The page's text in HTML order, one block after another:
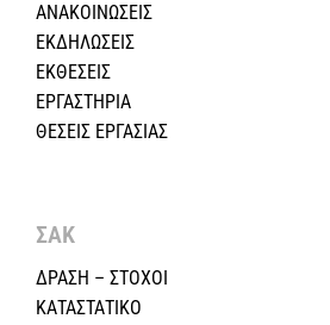
ΑΝΑΚΟΙΝΩΣΕΙΣ
ΕΚΔΗΛΩΣΕΙΣ
ΕΚΘΕΣΕΙΣ
ΕΡΓΑΣΤΗΡΙΑ
ΘΕΣΕΙΣ ΕΡΓΑΣΙΑΣ
ΣΑΚ
ΔΡΑΣΗ – ΣΤΟΧΟΙ
ΚΑΤΑΣΤΑΤΙΚΟ